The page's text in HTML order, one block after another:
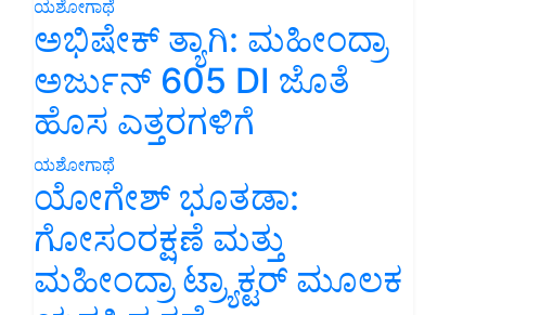
ಯಶೋಗಾಥೆ
ಅಭಿಷೇಕ್ ತ್ಯಾಗಿ: ಮಹೀಂದ್ರಾ
ಅರ್ಜುನ್ 605 DI ಜೊತೆ
ಹೊಸ ಎತ್ತರಗಳಿಗೆ
ಯಶೋಗಾಥೆ
ಯೋಗೇಶ್ ಭೂತಡಾ:
ಗೋಸಂರಕ್ಷಣೆ ಮತ್ತು
ಮಹೀಂದ್ರಾ ಟ್ರ್ಯಾಕ್ಟರ್ ಮೂಲಕ